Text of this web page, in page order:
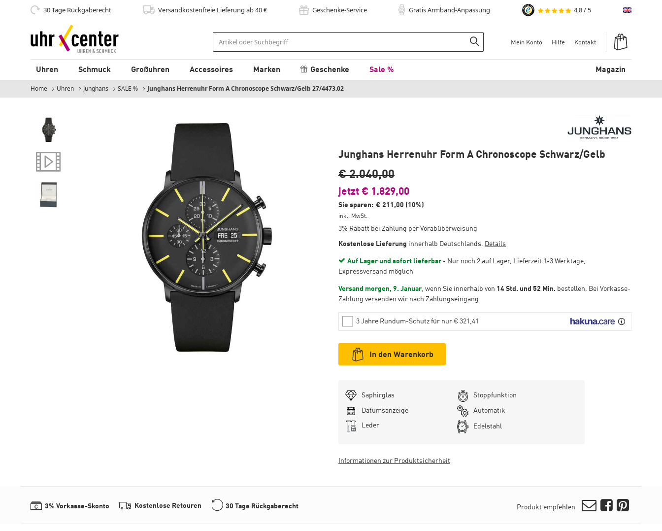
Hauptinhalt30 Tage Rückgaberecht Versandkostenfreie Lieferung ab 40€ Geschenke-Service Gratis Armband-Anpassung 4,8/ 5 English
Suchen Mein Konto Hilfe Kontakt
Warenkorb
Uhren Schmuck Großuhren Accessoires Marken Geschenke Sale % Magazin
Home Uhren Junghans SALE % Momentan:
Junghans Herrenuhr Form A Chronoscope Schwarz/Gelb 27/4473.02
Junghans Herrenuhr Form A Chronoscope Schwarz/Gelb
€ 2.040,00
jetzt € 1.829,00
Sie sparen: € 211,00 (10%)
inkl. MwSt.
3% Rabatt bei Zahlung per Vorabüberweisung
Kostenlose Lieferung innerhalb Deutschlands. Details
Auf Lager und sofort lieferbar- Nur noch 2 auf Lager, Lieferzeit 1-3 Werktage,
Expressversand möglich
Versand morgen, 9. Januar, wenn Sie innerhalb von 14 Std. und 52 Min. bestellen. Bei Vorkasse-
Zahlung versenden wir nach Zahlungseingang.
3 Jahre Rundum-Schutz für nur € 321,41
In den Warenkorb
Saphirglas Stoppfunktion
Datumsanzeige Uhrwerk:
Automatik
Armband:
Leder Gehäuse:
Edelstahl
Informationen zur Produktsicherheit
3% Vorkasse-Skonto Kostenlose Retouren 30 Tage Rückgaberecht Produkt empfehlen
E-MailFacebook